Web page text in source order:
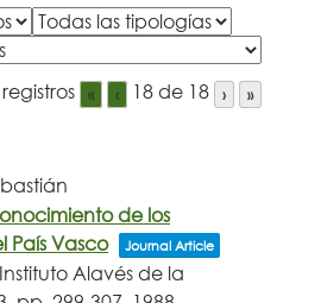
« ‹ 18 de 18 › »
de los
País Vasco
Journal Article
Alavés de la